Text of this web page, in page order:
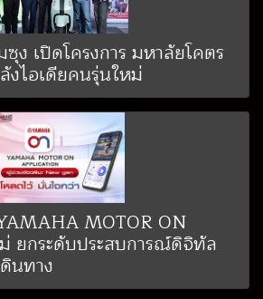
ง เปิดโครงการ มหาลัยโคตร
ไอเดียคนรุ่นใหม่
MOTOR ON
ยกระดับประสบการณ์ดิจิทัล
นทาง